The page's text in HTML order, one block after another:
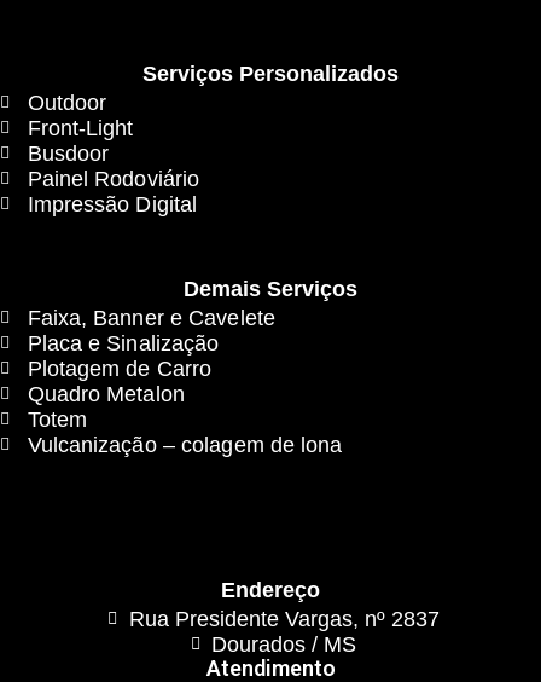
Serviços Personalizados
Outdoor
Front-Light
Busdoor
Painel Rodoviário
Impressão Digital
Demais Serviços
Faixa, Banner e Cavelete
Placa e Sinalização
Plotagem de Carro
Quadro Metalon
Totem
Vulcanização – colagem de lona
Endereço
Rua Presidente Vargas, nº 2837
Dourados / MS
Atendimento